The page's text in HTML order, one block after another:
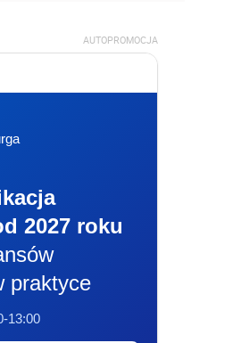
AUTOPROMOCJA
2027 roku
praktyce
13:00